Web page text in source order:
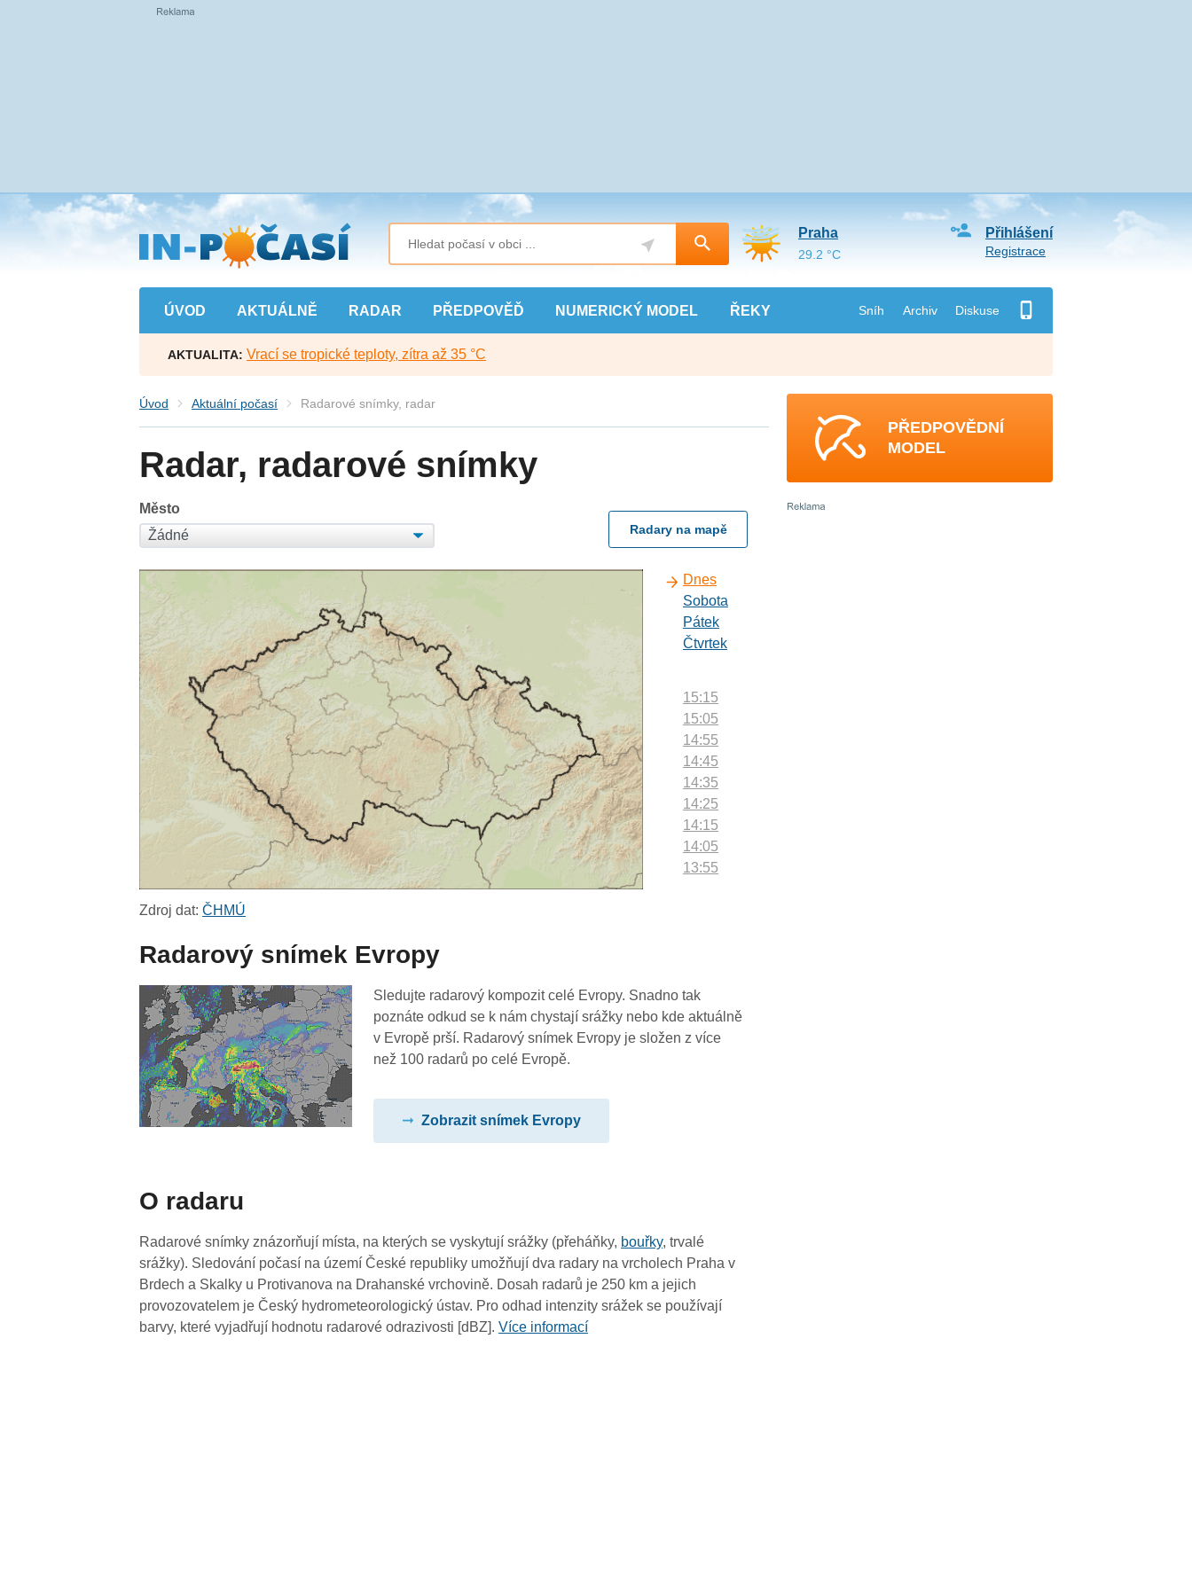
Přejít
na
hlavní
obsah
ÚVOD AKTUÁLNĚ RADAR PŘEDPOVĚĎ NUMERICKÝ MODEL ŘEKY Sníh Archiv Diskuse
Přihlášení
Registrace
Praha
29.2 °C
AKTUALITA: Vrací se tropické teploty, zítra až 35 °C
Úvod Aktuální počasí Radarové snímky, radar
Radar, radarové snímky
Město
Radary na mapě
Dnes
Sobota
Pátek
Čtvrtek
15:15
15:05
14:55
14:45
14:35
14:25
14:15
14:05
13:55
12:55
12:45
12:35
10:55
10:45
10:35
10:25
Zdroj dat:ČHMÚ
Radarový snímek Evropy
Sledujte radarový kompozit celé Evropy. Snadno tak
poznáte odkud se k nám chystají srážky nebo kde aktuálně
v Evropě prší. Radarový snímek Evropy je složen z více
než 100 radarů po celé Evropě.
Zobrazit snímek Evropy
O radaru
Radarové snímky znázorňují místa, na kterých se vyskytují srážky (přeháňky, bouřky, trvalé
srážky). Sledování počasí na území České republiky umožňují dva radary na vrcholech Praha v
Brdech a Skalky u Protivanova na Drahanské vrchovině. Dosah radarů je 250 km a jejich
provozovatelem je Český hydrometeorologický ústav. Pro odhad intenzity srážek se používají
barvy, které vyjadřují hodnotu radarové odrazivosti [dBZ].Více informací
PŘEDPOVĚDNÍ
MODEL